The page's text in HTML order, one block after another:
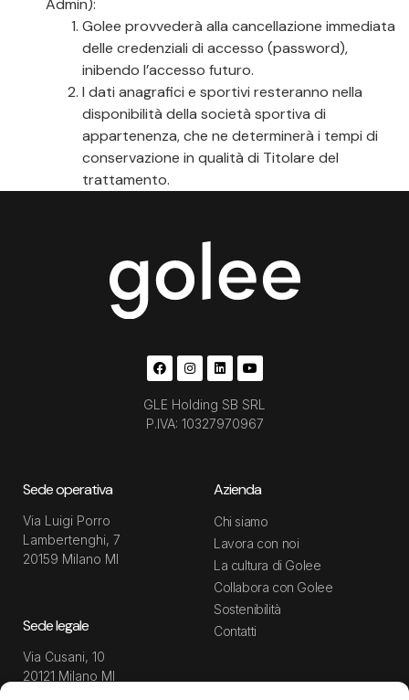
Golee provvederà alla cancellazione immediata
delle credenziali di accesso (password),
inibendo l’accesso futuro.
I dati anagrafici e sportivi resteranno nella
disponibilità della società sportiva di
appartenenza, che ne determinerà i tempi di
conservazione in qualità di Titolare del
trattamento.
GLE Holding SB SRL
P.IVA: 10327970967
Sede operativa
Via Luigi Porro
Lambertenghi, 7
20159 Milano MI
Sede legale
Via Cusani, 10
20121 Milano MI
Azienda
Chi siamo
Lavora con noi
La cultura di Golee
Collabora con Golee
Sostenibilità
Contatti